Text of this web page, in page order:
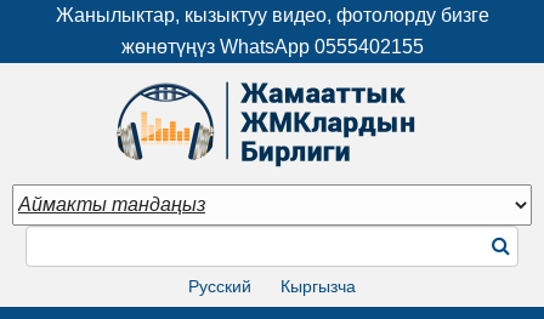
Жанылыктар, кызыктуу видео, фотолорду бизге
жөнөтүңүз WhatsApp 0555402155
Русский Кыргызча